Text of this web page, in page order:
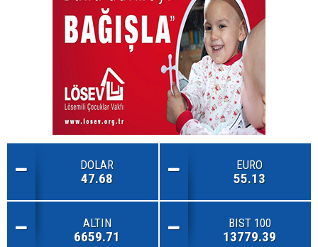
DOLAR
47.68
EURO
55.13
ALTIN
6659.71
BIST 100
13779.39